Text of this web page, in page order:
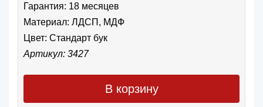
Гарантия: 18 месяцев
Материал: ЛДСП, МДФ
Цвет: Стандарт бук
Артикул: 3427
В корзину